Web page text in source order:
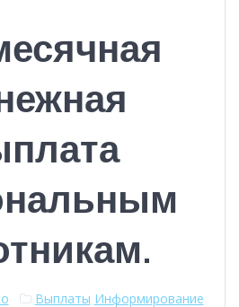
Выплаты Информирование